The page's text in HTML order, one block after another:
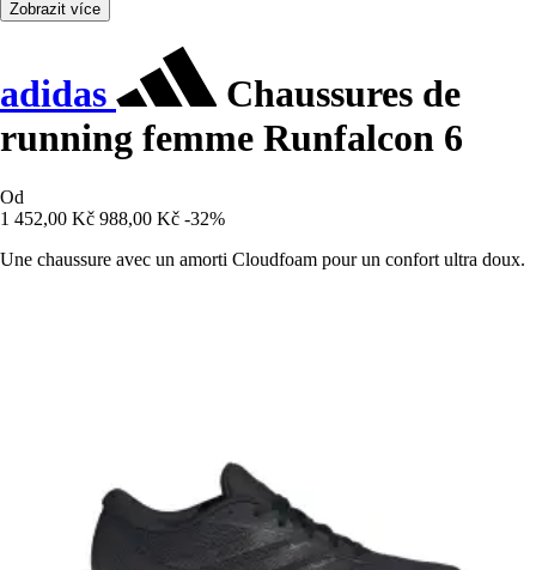
Zobrazit více
adidas
Chaussures de
running femme Runfalcon 6
Od
1 452,00 Kč 988,00 Kč -32%
Une chaussure avec un amorti Cloudfoam pour un confort ultra doux.